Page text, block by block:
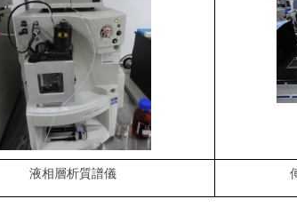
液相層析質譜儀